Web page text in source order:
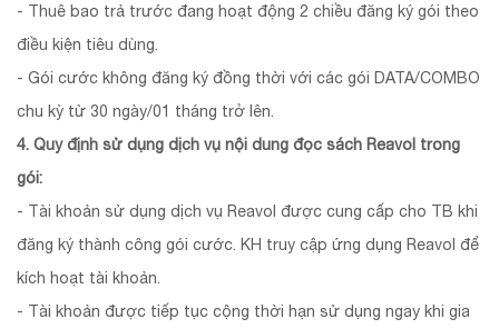
- Thuê bao trả trước đang hoạt động 2 chiều đăng ký gói theo
điều kiện tiêu dùng.
- Gói cước không đăng ký đồng thời với các gói DATA/COMBO
chu kỳ từ 30 ngày/01 tháng trở lên.
4. Quy định sử dụng dịch vụ nội dung đọc sách Reavol trong
gói:
- Tài khoản sử dụng dịch vụ Reavol được cung cấp cho TB khi
đăng ký thành công gói cước. KH truy cập ứng dụng Reavol để
kích hoạt tài khoản.
- Tài khoản được tiếp tục cộng thời hạn sử dụng ngay khi gia